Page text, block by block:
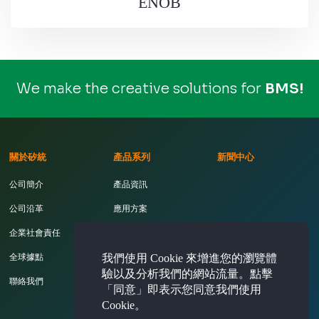
We make the creative solutions for BMS!
關於矽統
公司簡介
公司沿革
企業社會責任
全球據點
聯絡我們
產品系列
產品資訊
應用方案
新聞中心
我們使用 Cookie 來增進您的瀏覽體
驗以及分析我們的網站流量。點擊
「同意」即表示您同意我們使用
Cookie。